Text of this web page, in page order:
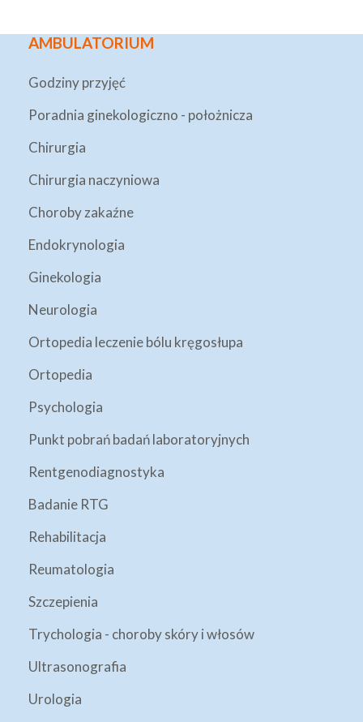
AMBULATORIUM
Godziny przyjęć
Poradnia ginekologiczno - położnicza
Chirurgia
Chirurgia naczyniowa
Choroby zakaźne
Endokrynologia
Ginekologia
Neurologia
Ortopedia leczenie bólu kręgosłupa
Ortopedia
Psychologia
Punkt pobrań badań laboratoryjnych
Rentgenodiagnostyka
Badanie RTG
Rehabilitacja
Reumatologia
Szczepienia
Trychologia - choroby skóry i włosów
Ultrasonografia
Urologia